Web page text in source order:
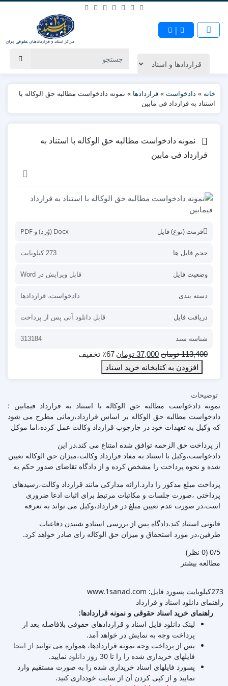
|
خانه » دادخواست » قراردادها » نمونه دادخواست مطالبه حق الوکاله با
استناد به قرارداد فی مابین
نمونه دادخواست مطالبه حق الوکاله با استناد به
قرارداد فی مابین
فرمت (نوع) فایل Docx (وُرد) و PDF
حجم فایل ها 273 کیلوبایت
وضعیت فایل قابل ویرایش در Word
دسته بندی دادخواست، قراردادها
دریافت فایل قابل دانلود آنی پس از پرداخت
شناسه سند 313184
113,400 تومان 37,000 تومان ٪67 تخفیف
افزودن به کتابخانه خرید اسناد
توضیحات
نمونه دادخواست مطالبه حق الوکاله با استناد به قرارداد فیمابین ؛
دادخواست مطالبه حق الوکاله بر اساس قرارداد،زمانی مطرح می شود
که وکیل به تعهدات خود در چارچوب قرارداد وکالت عمل کرده،اما موکل
از پرداخت حق الزحمه توافق شده امتناع می کند.در این
دادخواست،وکیل با استناد به مفاد قرارداد وکالت،میزان حق الوکاله تعیین
شده و نحوه پرداخت را مشخص کرده و از دادگاه تقاضای صدور حکم به
پرداخت مبلغ مذکور را دارد.ارائه مدارکی مانند قرارداد وکالت،رسیدهای
پرداختی ،صورت جلسات و مکاتبات مرتبط برای اثبات ادعا ضروری
است.در صورت عدم تعیین مبلغ در قرارداد،وکیل می تواند به تعرفه
قانونی استناد کند.دادگاه پس از بررسی اسنادو شنیدن دفاعیات
طرفین،در مورد استحقاق و میزان حق الوکاله رای صادر خواهد کرد.
‫0/5 ‫(0 نظر)
مطالعه بیشتر
273کیلوبایت
پسورد فایل: www.1sanad.com
راهنمای دانلود اسناد و قرارداد
راهنمای خرید اسناد حقوقی و نمونه قراردادها:
لینک دانلود فایل اسناد و قراردادهای حقوقی بلافاصله بعد از
پرداخت وجه به نمایش در خواهد آمد.
پس از پرداخت وجه نمونه قراردادها، همواره می توانید از اینجا
فایلهای خریداری شده را را تا 30 روز
دانلود نمایید.
پسورد فایلهای اسناد خریداری شده را به صورت مستقیم وارد
نمایید و از کپی کردن آن از سایت خودداری کنید.